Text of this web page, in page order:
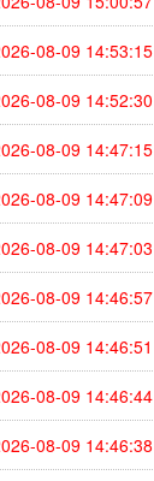
08-09 14:53:15
08-09 14:52:30
08-09 14:47:15
08-09 14:47:09
08-09 14:47:03
08-09 14:46:57
08-09 14:46:51
08-09 14:46:44
08-09 14:46:38